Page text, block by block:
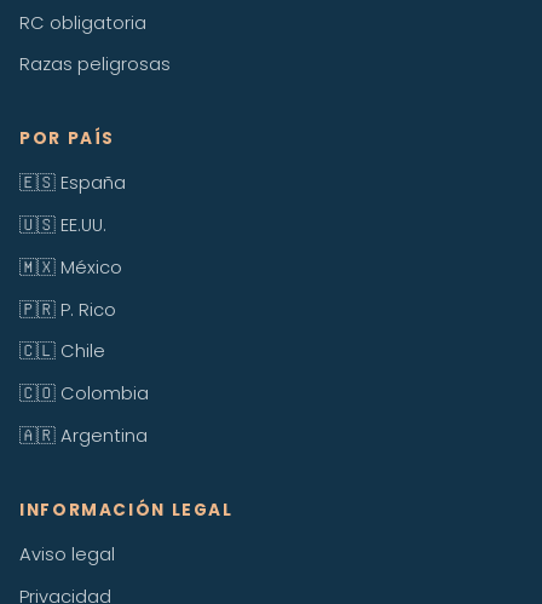
RC obligatoria
Razas peligrosas
POR PAÍS
🇪🇸 España
🇺🇸 EE.UU.
🇲🇽 México
🇵🇷 P. Rico
🇨🇱 Chile
🇨🇴 Colombia
🇦🇷 Argentina
INFORMACIÓN LEGAL
Aviso legal
Privacidad